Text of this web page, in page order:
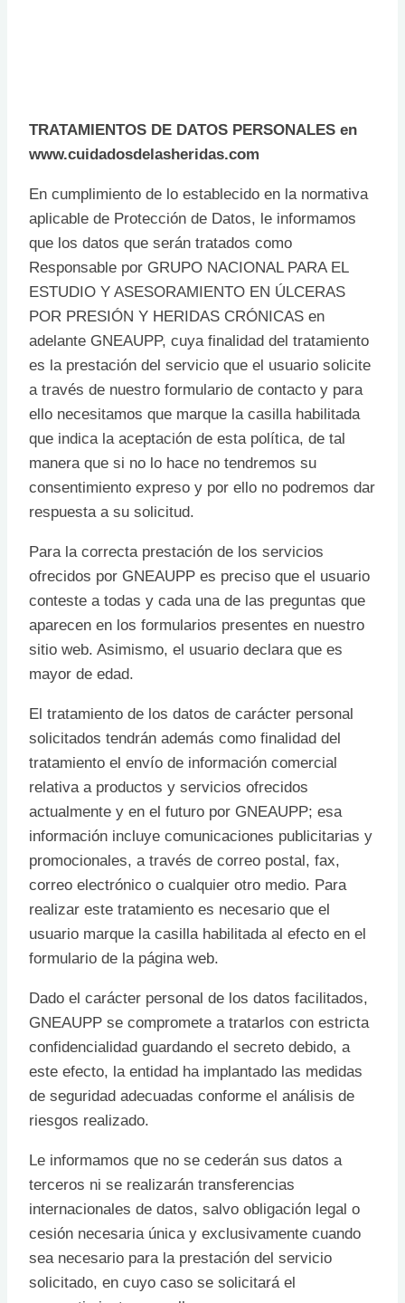
TRATAMIENTOS DE DATOS PERSONALES en
www.cuidadosdelasheridas.com
En cumplimiento de lo establecido en la normativa
aplicable de Protección de Datos, le informamos
que los datos que serán tratados como
Responsable por GRUPO NACIONAL PARA EL
ESTUDIO Y ASESORAMIENTO EN ÚLCERAS
POR PRESIÓN Y HERIDAS CRÓNICAS en
adelante GNEAUPP, cuya finalidad del tratamiento
es la prestación del servicio que el usuario solicite
a través de nuestro formulario de contacto y para
ello necesitamos que marque la casilla habilitada
que indica la aceptación de esta política, de tal
manera que si no lo hace no tendremos su
consentimiento expreso y por ello no podremos dar
respuesta a su solicitud.
Para la correcta prestación de los servicios
ofrecidos por GNEAUPP es preciso que el usuario
conteste a todas y cada una de las preguntas que
aparecen en los formularios presentes en nuestro
sitio web. Asimismo, el usuario declara que es
mayor de edad.
El tratamiento de los datos de carácter personal
solicitados tendrán además como finalidad del
tratamiento el envío de información comercial
relativa a productos y servicios ofrecidos
actualmente y en el futuro por GNEAUPP; esa
información incluye comunicaciones publicitarias y
promocionales, a través de correo postal, fax,
correo electrónico o cualquier otro medio. Para
realizar este tratamiento es necesario que el
usuario marque la casilla habilitada al efecto en el
formulario de la página web.
Dado el carácter personal de los datos facilitados,
GNEAUPP se compromete a tratarlos con estricta
confidencialidad guardando el secreto debido, a
este efecto, la entidad ha implantado las medidas
de seguridad adecuadas conforme el análisis de
riesgos realizado.
Le informamos que no se cederán sus datos a
terceros ni se realizarán transferencias
internacionales de datos, salvo obligación legal o
cesión necesaria única y exclusivamente cuando
sea necesario para la prestación del servicio
solicitado, en cuyo caso se solicitará el